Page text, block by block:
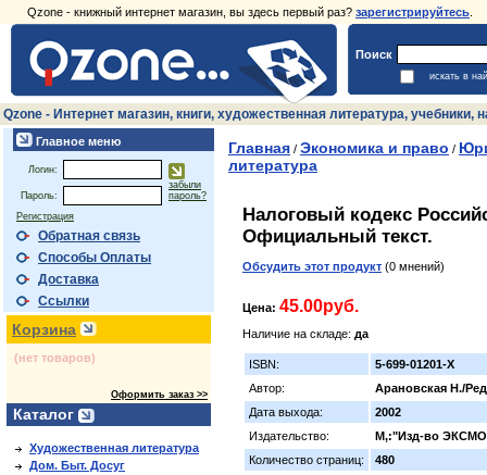
Qzone - книжный интернет магазин, вы здесь первый раз? зарегистрируйтесь
Поиск
искать в
Qzone - Интернет магазин, книги, художественная литература,
Главное меню
Логин:
Пароль:
забыли
пароль?
Регистрация
Обратная связь
Способы Оплаты
Доставка
Ссылки
Корзина
(нет товаров)
Оформить заказ >>
Каталог
Художественная литература
Дом. Быт. Досуг
Главная / Экономика и право /
литература
Налоговый кодекс
Официальный текст.
Обсудить этот продукт (0 мнений)
Цена: 45.00руб.
Наличие на складе: да
ISBN:
5-699-01201-X
Автор:
Арановская Н./
Дата выхода:
2002
Издательство:
М,:"Изд-во
Количество страниц:
480